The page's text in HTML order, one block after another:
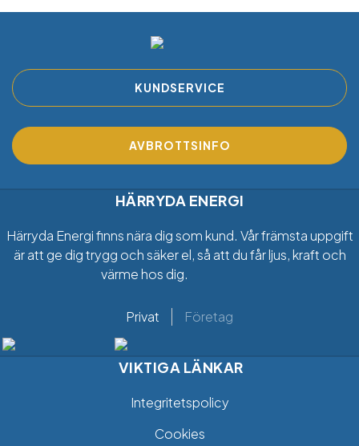
KUNDSERVICE
AVBROTTSINFO
HÄRRYDA ENERGI
Härryda Energi finns nära dig som kund. Vår främsta uppgift
är att ge dig trygg och säker el, så att du får ljus, kraft och
värme hos dig.
Privat Företag
VIKTIGA LÄNKAR
Integritetspolicy
Cookies